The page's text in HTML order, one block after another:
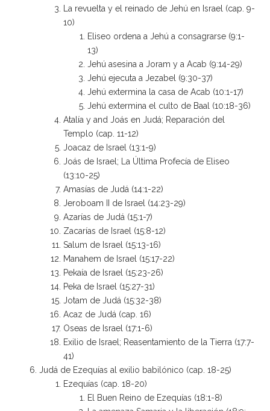
La revuelta y el reinado de Jehú en Israel (cap. 9-
10)
Eliseo ordena a Jehú a consagrarse (9:1-
13)
Jehú asesina a Joram y a Acab (9:14-29)
Jehú ejecuta a Jezabel (9:30-37)
Jehú extermina la casa de Acab (10:1-17)
Jehú extermina el culto de Baal (10:18-36)
Atalía y and Joás en Judá; Reparación del
Templo (cap. 11-12)
Joacaz de Israel (13:1-9)
Joás de Israel; La Última Profecía de Eliseo
(13:10-25)
Amasías de Judá (14:1-22)
Jeroboam II de Israel (14:23-29)
Azarías de Judá (15:1-7)
Zacarías de Israel (15:8-12)
Salum de Israel (15:13-16)
Manahem de Israel (15:17-22)
Pekaía de Israel (15:23-26)
Peka de Israel (15:27-31)
Jotam de Judá (15:32-38)
Acaz de Judá (cap. 16)
Oseas de Israel (17:1-6)
Exilio de Israel; Reasentamiento de la Tierra (17:7-
41)
Judá de Ezequías al exilio babilónico (cap. 18-25)
Ezequías (cap. 18-20)
El Buen Reino de Ezequías (18:1-8)